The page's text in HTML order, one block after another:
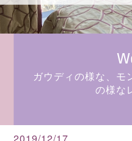
ガウディの様な、モ
の様な